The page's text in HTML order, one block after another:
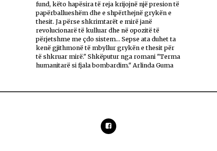
fund, këto hapësira të reja krijojnë një presion të
papërballueshëm dhe e shpërthejnë grykën e
thesit. Ja përse shkrimtarët e mirë janë
revolucionarë të kulluar dhe në opozitë të
përjetshme me çdo sistem... Sepse ata duhet ta
kenë gjithmonë të mbyllur grykën e thesit për
të shkruar mirë." Shkëputur nga romani "Terma
humanitarë si fjala bombardim." Arlinda Guma